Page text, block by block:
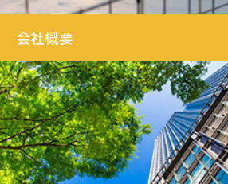
会社概要